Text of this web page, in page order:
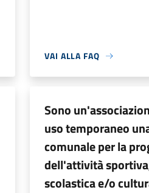
VAI ALLA FAQ
Sono
uso temporaneo
comunale per la
dell'attività
scolastica e/o